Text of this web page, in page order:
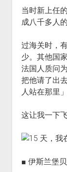
当时新上任
成八千多人
过海关时，
少。其他国
法国人质问
把他请了出
人站在那里」
这让我一下
■ 伊斯兰堡